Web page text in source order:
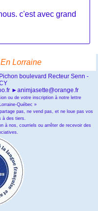
c'est avec grand
En Lorraine
boulevard Recteur Senn -
►animjasette@orange.fr
ou de votre inscription à notre lettre
Québec »
pas, ne vend pas, et ne loue pas vos
à des tiers.
à nos, courriels ou arrêter de recevoir des